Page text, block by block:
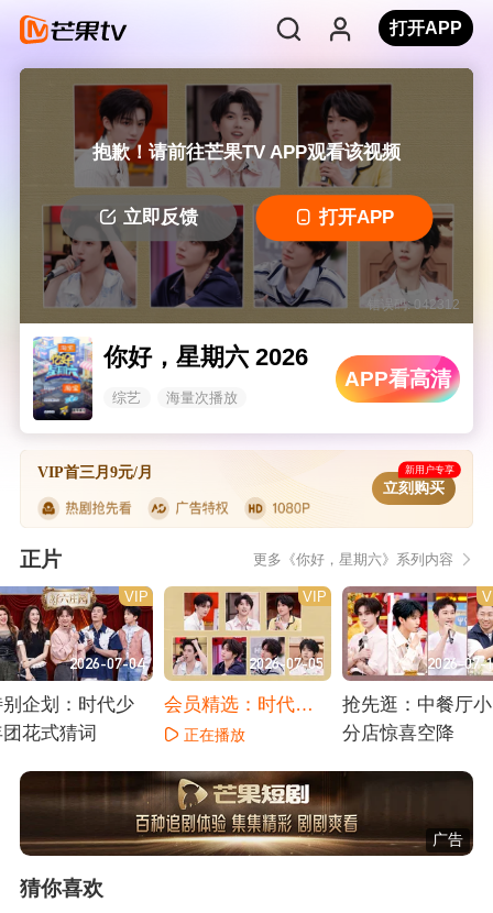
打开APP
抱歉！请前往芒果TV APP观看该视频
立即反馈 打开APP
错误码: 042312
你好，星期六 2026
综艺 海量次播放
APP看高清
VIP首三月9元/月 新用户专享
立刻购买
正片 更多《你好，星期六》系列内容
2026-07-04
VIP
企划：时代少
花式猜词
2026-07-05
VIP
会员精选：时代少
年团《刺》
正在播放
2026-07-
抢先逛：中餐厅小
分店惊喜空降
广告
猜你喜欢